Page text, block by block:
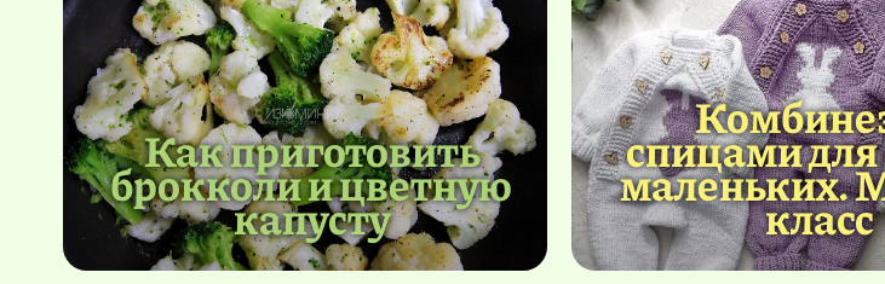
Как приготовить
брокколи и цветную
капусту
спицами
маленьких.
класс